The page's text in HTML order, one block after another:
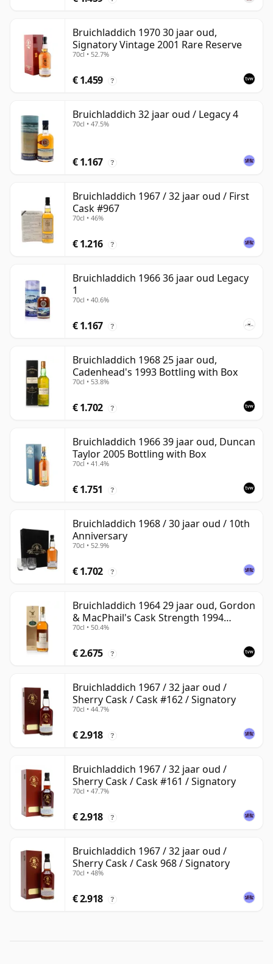
Bruichladdich 1970 30 jaar oud,
Signatory Vintage 2001 Rare Reserve
70cl • 52.7%
€ 1.459 ?
Bruichladdich 32 jaar oud / Legacy 4
70cl • 47.5%
€ 1.167 ?
Bruichladdich 1967 / 32 jaar oud / First
Cask #967
70cl • 46%
€ 1.216 ?
Bruichladdich 1966 36 jaar oud Legacy
1
70cl • 40.6%
€ 1.167 ?
Bruichladdich 1968 25 jaar oud,
Cadenhead's 1993 Bottling with Box
70cl • 53.8%
€ 1.702 ?
Bruichladdich 1966 39 jaar oud, Duncan
Taylor 2005 Bottling with Box
70cl • 41.4%
€ 1.751 ?
Bruichladdich 1968 / 30 jaar oud / 10th
Anniversary
70cl • 52.9%
€ 1.702 ?
Bruichladdich 1964 29 jaar oud, Gordon
& MacPhail's Cask Strength 1994
Bottling
70cl • 50.4%
€ 2.675 ?
Bruichladdich 1967 / 32 jaar oud /
Sherry Cask / Cask #162 / Signatory
70cl • 44.7%
€ 2.918 ?
Bruichladdich 1967 / 32 jaar oud /
Sherry Cask / Cask #161 / Signatory
70cl • 47.7%
€ 2.918 ?
Bruichladdich 1967 / 32 jaar oud /
Sherry Cask / Cask 968 / Signatory
70cl • 48%
€ 2.918 ?